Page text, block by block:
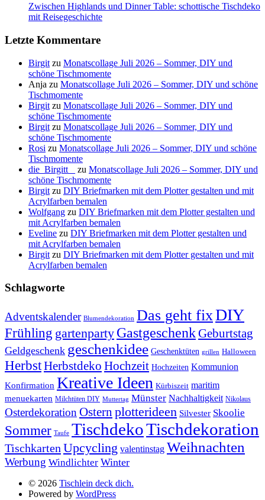
Zwischen Highlands und Dinner Table: schottische Tischdeko
mit Reisegeschichte
Letzte Kommentare
Birgit zu Monatscollage Juli 2026 – Sommer, DIY und
schöne Tischmomente
Anja zu Monatscollage Juli 2026 – Sommer, DIY und schöne
Tischmomente
Birgit zu Monatscollage Juli 2026 – Sommer, DIY und
schöne Tischmomente
Birgit zu Monatscollage Juli 2026 – Sommer, DIY und
schöne Tischmomente
Rosi zu Monatscollage Juli 2026 – Sommer, DIY und schöne
Tischmomente
die_Birgitt _
zu Monatscollage Juli 2026 – Sommer, DIY und
schöne Tischmomente
Birgit zu DIY Briefmarken mit dem Plotter gestalten und mit
Acrylfarben bemalen
Wolfgang zu DIY Briefmarken mit dem Plotter gestalten und
mit Acrylfarben bemalen
Eveline zu DIY Briefmarken mit dem Plotter gestalten und
mit Acrylfarben bemalen
Birgit zu DIY Briefmarken mit dem Plotter gestalten und mit
Acrylfarben bemalen
Schlagworte
Adventskalender Blumendekoration Das geht fixDIY
Frühling gartenparty GastgeschenkGeburtstag
Geldgeschenk geschenkidee Geschenktüten grillen Halloween
HerbstHerbstdeko Hochzeit Hochzeiten Kommunion
Konfirmation Kreative Ideen Kürbiszeit maritim
menuekarten Milchtüten DIY Muttertag Münster Nachhaltigkeit Nikolaus
Osterdekoration Ostern plotterideen Silvester Skoolie
Sommer Taufe TischdekoTischdekoration
Tischkarten Upcycling valentinstag Weihnachten
Werbung Windlichter Winter
© 2026 Tischlein deck dich.
Powered by WordPress